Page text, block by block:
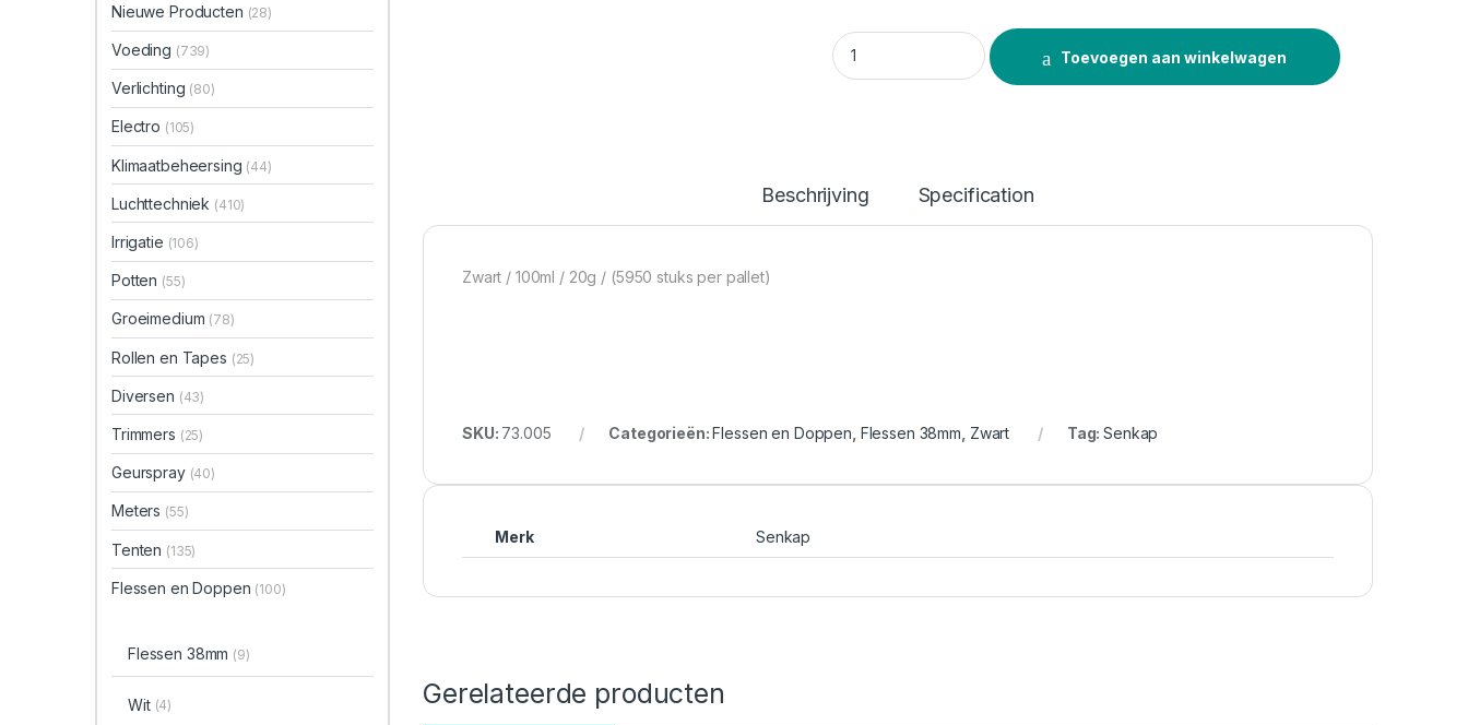
Fles 38mm Zwart 100ml quantity
Toevoegen aan winkelwagen
Beschrijving Specification
Zwart / 100ml / 20g / (5950 stuks per pallet)
SKU: 73.005 Categorieën: Flessen en Doppen, Flessen 38mm, Zwart Tag:Senkap
Merk Senkap
Gerelateerde producten
Nieuwe Producten (28)
Voeding (739)
Verlichting (80)
Electro (105)
Klimaatbeheersing (44)
Luchttechniek (410)
Irrigatie (106)
Potten (55)
Groeimedium (78)
Rollen en Tapes (25)
Diversen (43)
Trimmers (25)
Geurspray (40)
Meters (55)
Tenten (135)
Flessen en Doppen (100)
Flessen 38mm (9)
Wit (4)